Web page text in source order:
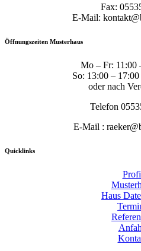
Fax:
E-Mail:
Öffnungszeiten Musterhaus
Mo – Fr: 11:00
So: 13:00 –
oder nach
Telefon
E-Mail :
Quicklinks
Haus